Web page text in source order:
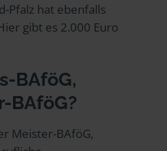
Pfalz hat ebenfalls
gibt es 2.000 Euro
BAföG,
BAföG?
Meister-BAföG,